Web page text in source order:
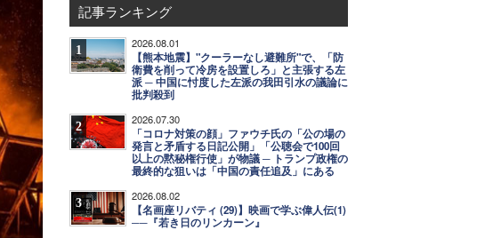
記事ランキング
1 2026.08.01
【熊本地震】"クーラーなし避難所"で、「防
衛費を削って冷房を設置しろ」と主張する左
派 ─ 中国に忖度した左派の我田引水の議論に
批判殺到
2 2026.07.30
「コロナ対策の顔」ファウチ氏の「公の場の
発言と矛盾する日記公開」「公聴会で100回
以上の黙秘権行使」が物議 ─ トランプ政権の
最終的な狙いは「中国の責任追及」にある
3 2026.08.02
【名画座リバティ (29)】映画で学ぶ偉人伝(1)
──『若き日のリンカーン』